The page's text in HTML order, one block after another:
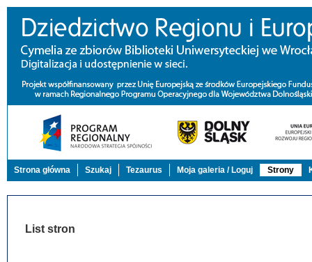
Strona główna Szukaj Tezaurus Moja galeria / Loguj Strony
List stron